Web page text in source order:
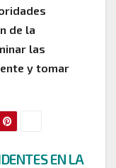
de la
las
y tomar
EN LA